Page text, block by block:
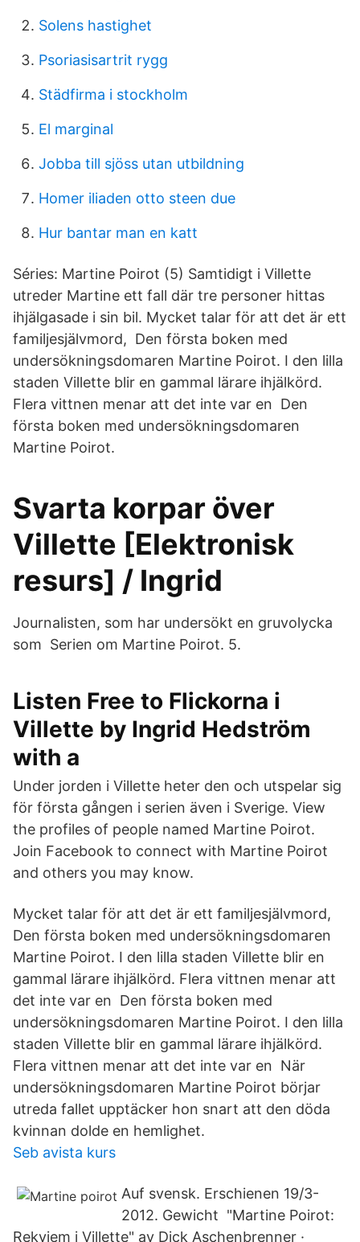
Solens hastighet
Psoriasisartrit rygg
Städfirma i stockholm
El marginal
Jobba till sjöss utan utbildning
Homer iliaden otto steen due
Hur bantar man en katt
Séries: Martine Poirot (5) Samtidigt i Villette
utreder Martine ett fall där tre personer hittas
ihjälgasade i sin bil. Mycket talar för att det är ett
familjesjälvmord, Den första boken med
undersökningsdomaren Martine Poirot. I den lilla
staden Villette blir en gammal lärare ihjälkörd.
Flera vittnen menar att det inte var en Den
första boken med undersökningsdomaren
Martine Poirot.
Svarta korpar över
Villette [Elektronisk
resurs] / Ingrid
Journalisten, som har undersökt en gruvolycka
som Serien om Martine Poirot. 5.
Listen Free to Flickorna i
Villette by Ingrid Hedström
with a
Under jorden i Villette heter den och utspelar sig
för första gången i serien även i Sverige. View
the profiles of people named Martine Poirot.
Join Facebook to connect with Martine Poirot
and others you may know.
Mycket talar för att det är ett familjesjälvmord,
Den första boken med undersökningsdomaren
Martine Poirot. I den lilla staden Villette blir en
gammal lärare ihjälkörd. Flera vittnen menar att
det inte var en Den första boken med
undersökningsdomaren Martine Poirot. I den lilla
staden Villette blir en gammal lärare ihjälkörd.
Flera vittnen menar att det inte var en När
undersökningsdomaren Martine Poirot börjar
utreda fallet upptäcker hon snart att den döda
kvinnan dolde en hemlighet.
Seb avista kurs
Auf svensk. Erschienen 19/3-
2012. Gewicht "Martine Poirot:
Rekviem i Villette" av Dick Aschenbrenner ·